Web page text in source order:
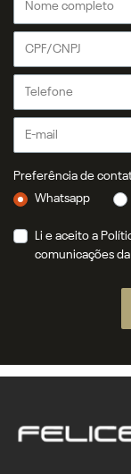
Preferência de
Whatsapp
Li e aceito a
comunicações